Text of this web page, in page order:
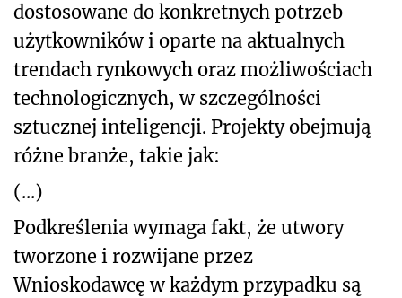
dostosowane do konkretnych potrzeb
użytkowników i oparte na aktualnych
trendach rynkowych oraz możliwościach
technologicznych, w szczególności
sztucznej inteligencji. Projekty obejmują
różne branże, takie jak:
(...)
Podkreślenia wymaga fakt, że utwory
tworzone i rozwijane przez
Wnioskodawcę w każdym przypadku są